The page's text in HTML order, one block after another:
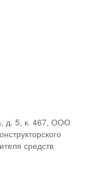
д. 5, к. 467, ООО
средств